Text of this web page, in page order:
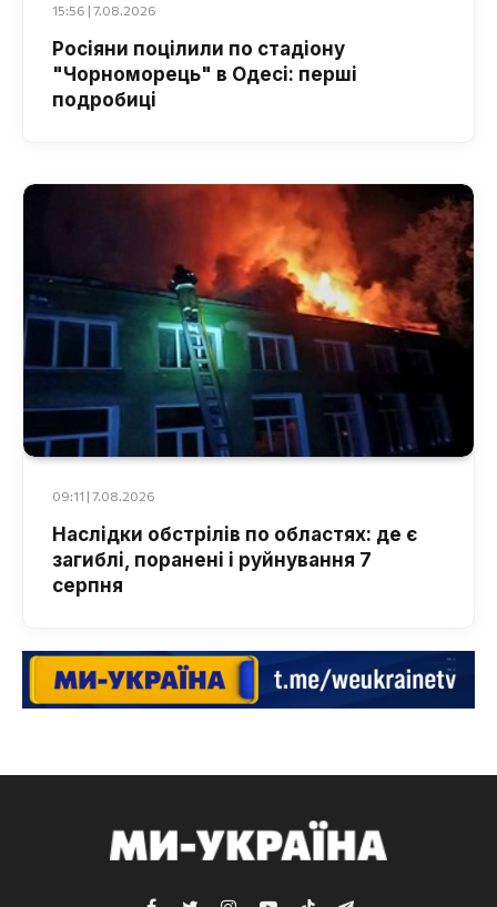
15:56 | 7.08.2026
Росіяни поцілили по стадіону
"Чорноморець" в Одесі: перші
подробиці
09:11 | 7.08.2026
Наслідки обстрілів по областях: де є
загиблі, поранені і руйнування 7
серпня